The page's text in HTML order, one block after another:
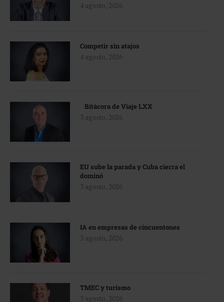
4 agosto, 2026
Competir sin atajos
4 agosto, 2026
Bitácora de Viaje LXX
3 agosto, 2026
EU sube la parada y Cuba cierra el
dominó
3 agosto, 2026
IA en empresas de cincuentones
3 agosto, 2026
TMEC y turismo
3 agosto, 2026